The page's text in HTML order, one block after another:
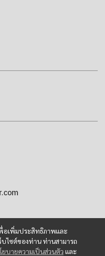
อเพิ่มประสิทธิภาพและ
ไซต์ของท่าน ท่านสามารถ
ยบายความเป็นส่วนตัว และ